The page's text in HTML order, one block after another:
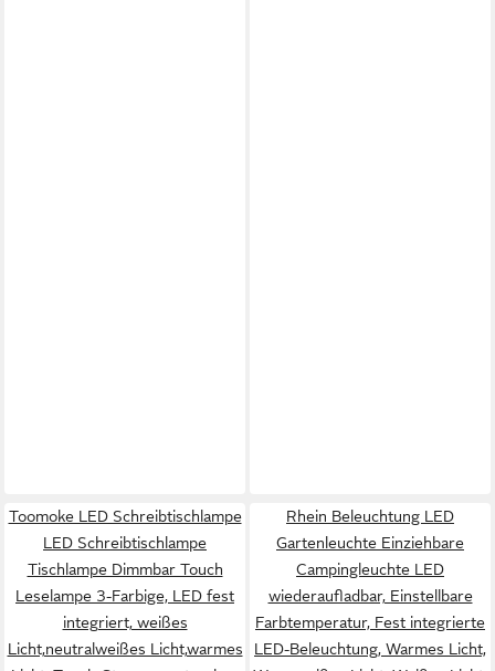
Toomoke LED Schreibtischlampe
LED Schreibtischlampe
Tischlampe Dimmbar Touch
Leselampe 3-Farbige, LED fest
integriert, weißes
Licht,neutralweißes Licht,warmes
Rhein Beleuchtung LED
Gartenleuchte Einziehbare
Campingleuchte LED
wiederaufladbar, Einstellbare
Farbtemperatur, Fest integrierte
LED-Beleuchtung, Warmes Licht,